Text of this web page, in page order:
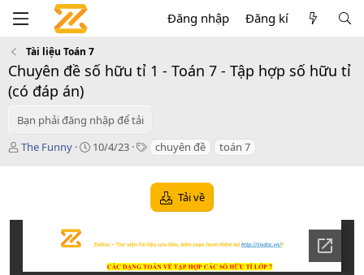
Đăng nhập Đăng kí
Tài liệu Toán 7
Chuyên đề số hữu tỉ 1 - Toán 7 - Tập hợp số hữu tỉ
(có đáp án)
Bạn phải đăng nhập để tải
T
ả
The Funny
C
n
10/4/23
T
s
chuyên đề toán 7
Tải về